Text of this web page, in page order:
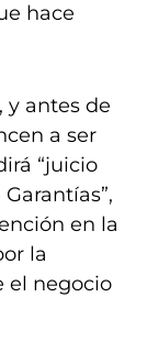
hace
y antes de
a ser
“juicio
en la
la
el negocio